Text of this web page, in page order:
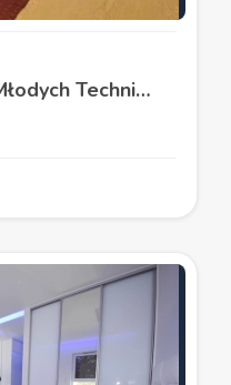
2pok, 36met, Okolice Młodych Techników PIWNICA/PARKING (Wrocław)